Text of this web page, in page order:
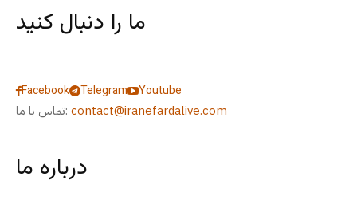
ما را دنبال کنید
Facebook Telegram
Youtube
تماس با ما: contact@iranefardalive.com
درباره ما